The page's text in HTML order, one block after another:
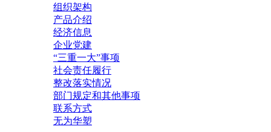
组织架构
产品介绍
经济信息
企业党建
“三重一大”事项
社会责任履行
整改落实情况
部门规定和其他事项
联系方式
无为华塑